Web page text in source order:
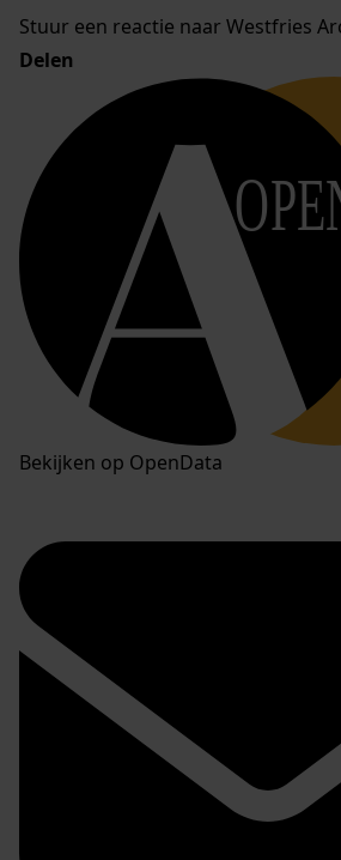
Stuur een reactie naar Westfries
Delen
Bekijken op OpenData